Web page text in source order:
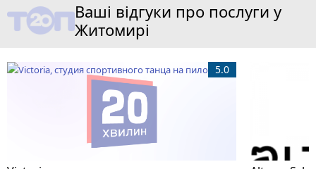
Ваші відгуки про послуги у
Житомирі
5.0